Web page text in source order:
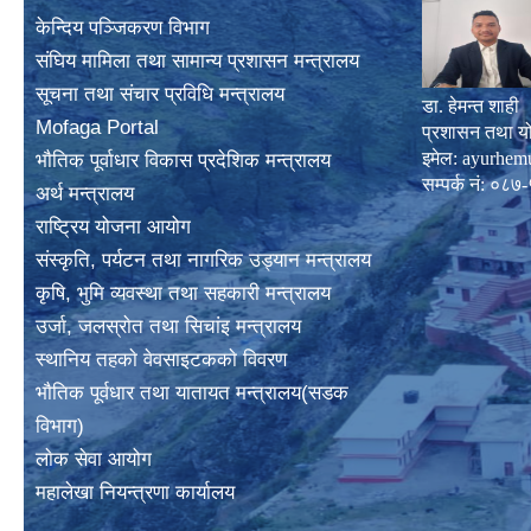
केन्दिय पञ्जिकरण विभाग
संघिय मामिला तथा सामान्य प्रशासन मन्त्रालय
सूचना तथा संचार प्रविधि मन्त्रालय
Mofaga Portal
भाैतिक पूर्वाधार विकास प्रदेशिक मन्त्रालय
अर्थ मन्त्रालय
राष्ट्रिय योजना आयोग
संस्कृति, पर्यटन तथा नागरिक उड्यान मन्त्रालय
कृषि, भुमि व्यवस्था तथा सहकारी मन्त्रालय
उर्जा, जलस्राेत तथा सिचांइ मन्त्रालय
स्थानिय तहकाे वेवसाइटककाे विवरण
भाैतिक पूर्वधार तथा यातायत मन्त्रालय(सडक
विभाग)
लाेक सेवा आयोग
महालेखा नियन्त्रणा कार्यालय
डा. हेमन्त शाही
प्रशासन तथा
इमेल:
सम्पर्क नं: